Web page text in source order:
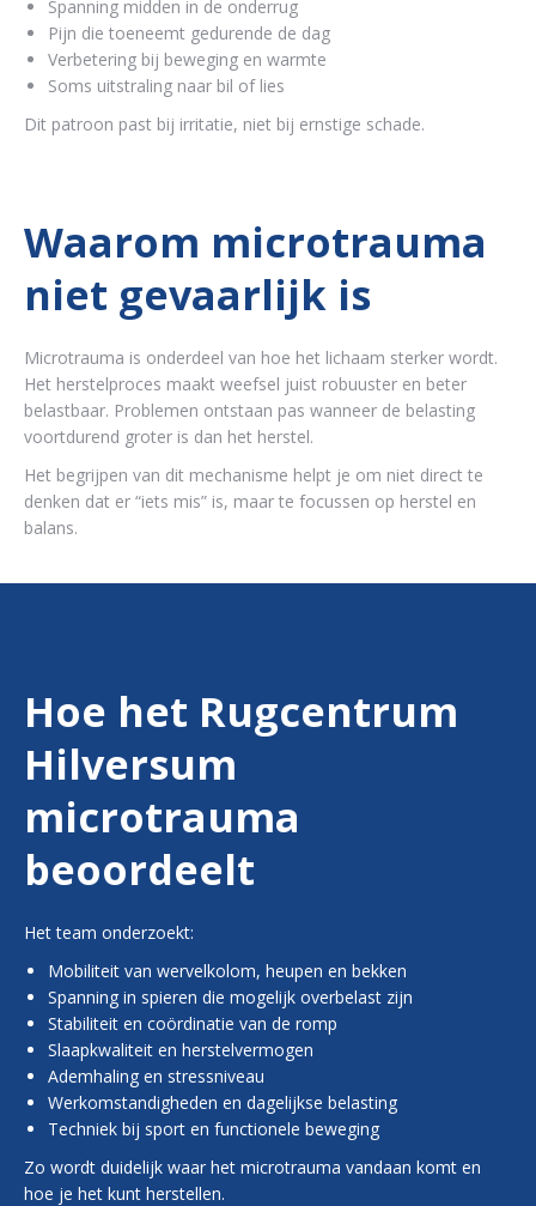
Spanning midden in de onderrug
Pijn die toeneemt gedurende de dag
Verbetering bij beweging en warmte
Soms uitstraling naar bil of lies
Dit patroon past bij irritatie, niet bij ernstige schade.
Waarom microtrauma
niet gevaarlijk is
Microtrauma is onderdeel van hoe het lichaam sterker wordt.
Het herstelproces maakt weefsel juist robuuster en beter
belastbaar. Problemen ontstaan pas wanneer de belasting
voortdurend groter is dan het herstel.
Het begrijpen van dit mechanisme helpt je om niet direct te
denken dat er “iets mis” is, maar te focussen op herstel en
balans.
Hoe het Rugcentrum
Hilversum
microtrauma
beoordeelt
Het team onderzoekt:
Mobiliteit van wervelkolom, heupen en bekken
Spanning in spieren die mogelijk overbelast zijn
Stabiliteit en coördinatie van de romp
Slaapkwaliteit en herstelvermogen
Ademhaling en stressniveau
Werkomstandigheden en dagelijkse belasting
Techniek bij sport en functionele beweging
Zo wordt duidelijk waar het microtrauma vandaan komt en
hoe je het kunt herstellen.